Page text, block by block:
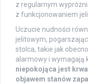
z regularnym
z funkcjonowaniem
Uczucie nudności
jelitowym,
stolca, takie jak
alarmowy i wymagają
niepokojąca jest
objawem stanów